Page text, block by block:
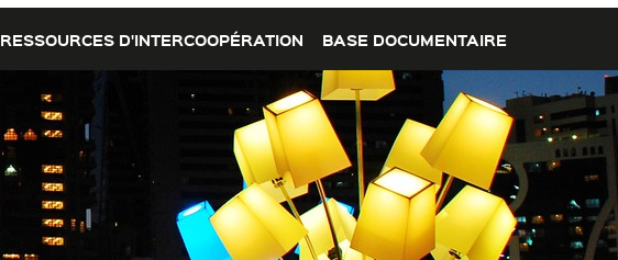
RESSOURCES D'INTERCOOPÉRATION BASE DOCUMENTAIRE